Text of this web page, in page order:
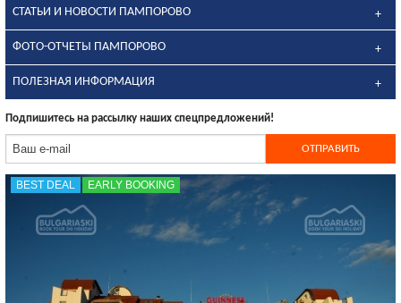
СТАТЬИ И НОВОСТИ ПАМПОРОВО
ФОТО-ОТЧЕТЫ ПАМПОРОВО
ПОЛЕЗНАЯ ИНФОРМАЦИЯ
Подпишитесь на рассылку наших спецпредложений!
BEST DEAL EARLY BOOKING